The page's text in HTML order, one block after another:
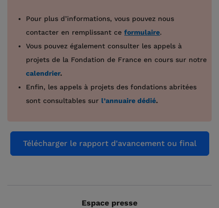
Pour plus d’informations, vous pouvez nous
contacter en remplissant ceformulaire.
Vous pouvez également consulter les appels à
projets de la Fondation de France en cours sur notre
calendrier.
Enfin, les appels à projets des fondations abritées
sont consultables sur l’annuaire dédié.
Espace presse